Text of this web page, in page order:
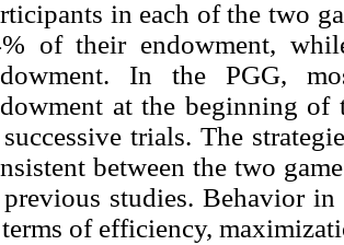
in each of the two
of their endowment,
In the PGG,
at the beginning of
trials. The
between the two
studies. Behavior in
of efficiency,